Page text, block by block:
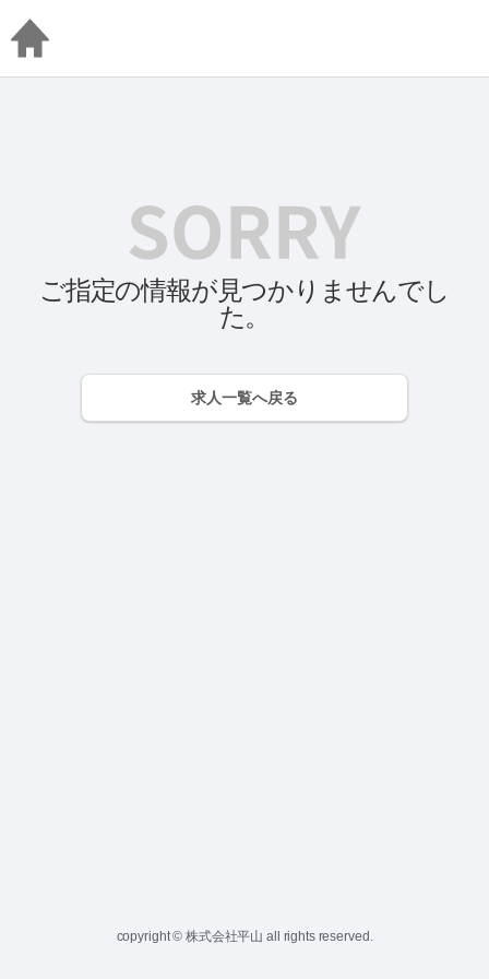
ご指定の情報が見つかりませんでし
た。
求人一覧へ戻る
copyright © 株式会社平山 all rights reserved.